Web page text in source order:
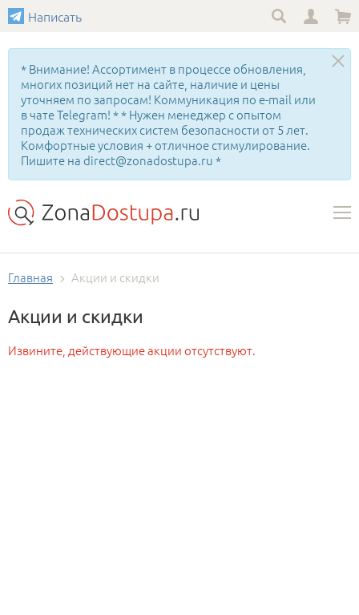
Написать
* Внимание! Ассортимент в процессе обновления,
многих позиций нет на сайте, наличие и цены
уточняем по запросам! Коммуникация по e-mail или
в чате Telegram! * * Нужен менеджер с опытом
продаж технических систем безопасности от 5 лет.
Комфортные условия + отличное стимулирование.
Пишите на direct@zonadostupa.ru *
Главная Акции и скидки
Акции и скидки
Извините, действующие акции отсутствуют.